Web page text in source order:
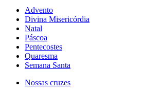
Advento
Divina Misericórdia
Natal
Páscoa
Pentecostes
Quaresma
Semana Santa
Nossas cruzes